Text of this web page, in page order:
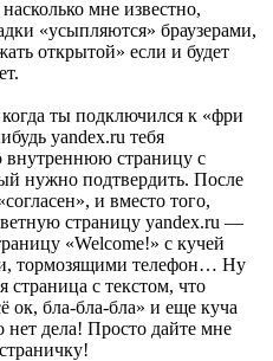
мне известно,
«усыпляются» браузерами,
открытой» если и будет
ты подключился к «фри
yandex.ru тебя
внутреннюю страницу с
нужно подтвердить. После
и вместо того,
страницу yandex.ru —
«Welcome!» с кучей
тормозящими телефон… Ну
с текстом, что
ок, бла-бла-бла» и еще куча
нет дела! Просто дайте мне